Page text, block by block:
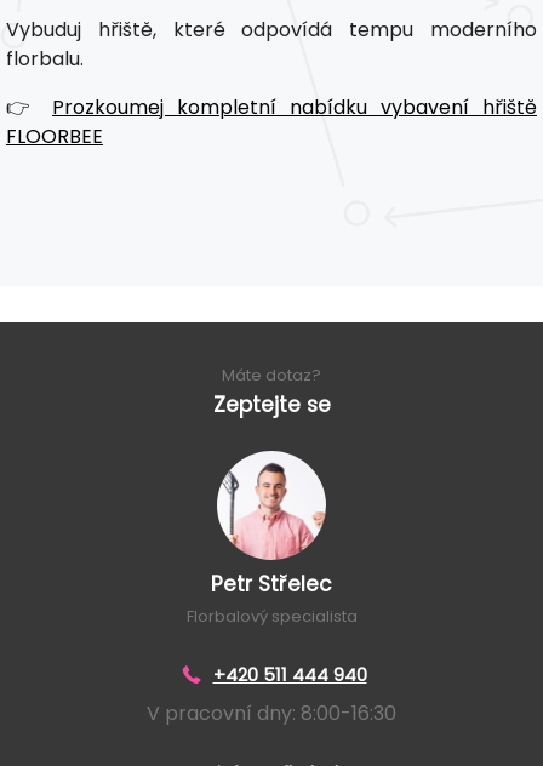
Vybuduj hřiště, které odpovídá tempu moderního
florbalu.
👉 Prozkoumej kompletní nabídku vybavení hřiště
FLOORBEE
Máte dotaz?
Zeptejte se
Petr Střelec
Florbalový specialista
+420 511 444 940
V pracovní dny: 8:00-16:30